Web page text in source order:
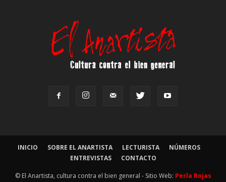
INICIO SOBRE EL ANARTISTA LECTURISTA
NÚMEROS
ENTREVISTAS
CONTACTO
© El Anartista, cultura contra el bien general - Sitio Web: Perla Rojas